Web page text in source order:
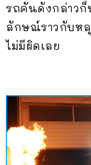
รถคันดังกล่าวก็
ลักษณ์ราวกับหลุ
ไม่มีผิดเลย